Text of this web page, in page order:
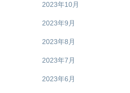
2023年10月
2023年9月
2023年8月
2023年7月
2023年6月